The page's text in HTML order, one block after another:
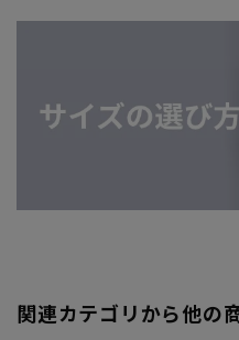
関連カテゴリから他の